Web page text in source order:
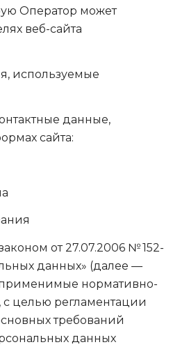
Оператор может
веб-сайта
используемые
данные,
сайта:
от 27.07.2006 № 152-
данных» (далее —
нормативно-
с целью регламентации
требований
данных